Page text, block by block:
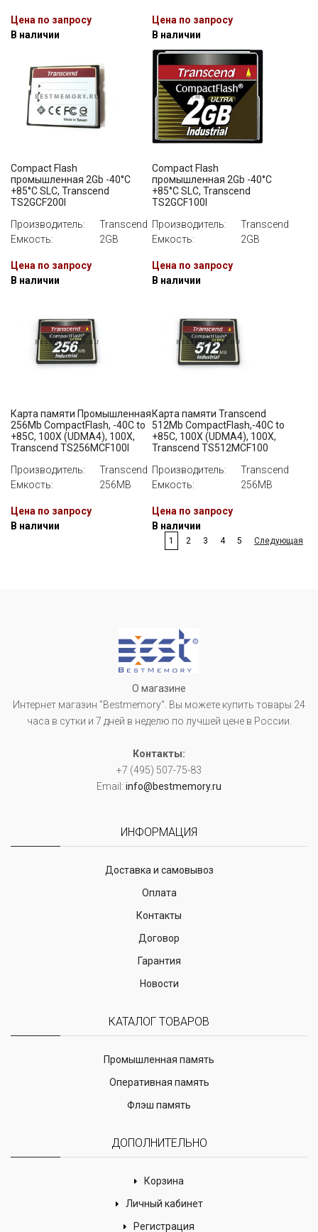
Цена по запросу
В наличии
Цена по запросу
В наличии
Compact Flash
промышленная 2Gb -40°C
+85°C SLC, Transcend
TS2GCF200I
Производитель:
Transcend
Емкость:
2GB
Цена по запросу
В наличии
Compact Flash
промышленная 2Gb -40°C
+85°C SLC, Transcend
TS2GCF100I
Производитель:
Transcend
Емкость:
2GB
Цена по запросу
В наличии
Карта памяти Промышленная
256Mb CompactFlash, -40C to
+85C, 100X (UDMA4), 100X,
Transcend TS256MCF100I
Производитель:
Transcend
Емкость:
256MB
Цена по запросу
В наличии
Карта памяти Transcend
512Mb CompactFlash,-40C to
+85C, 100X (UDMA4), 100X,
Transcend TS512MCF100
Производитель:
Transcend
Емкость:
256MB
Цена по запросу
В наличии
1 2 3 4 5 Следующая
О магазине
Интернет магазин "Bestmemory". Вы можете купить товары 24
часа в сутки и 7 дней в неделю по лучшей цене в России.
Контакты:
+7 (495) 507-75-83
Email: info@bestmemory.ru
ИНФОРМАЦИЯ
Доставка и самовывоз
Оплата
Контакты
Договор
Гарантия
Новости
КАТАЛОГ ТОВАРОВ
Промышленная память
Оперативная память
Флэш память
ДОПОЛНИТЕЛЬНО
Корзина
Личный кабинет
Регистрация